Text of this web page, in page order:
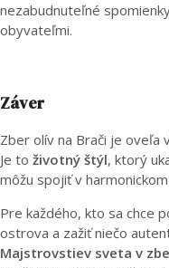
nezabudnuteľné
obyvateľmi.
Záver
Zber olív na Brači je oveľa
Je to životný štýl, ktorý
môžu spojiť v
Pre každého, kto sa chce
ostrova a zažiť niečo
Majstrovstiev sveta v